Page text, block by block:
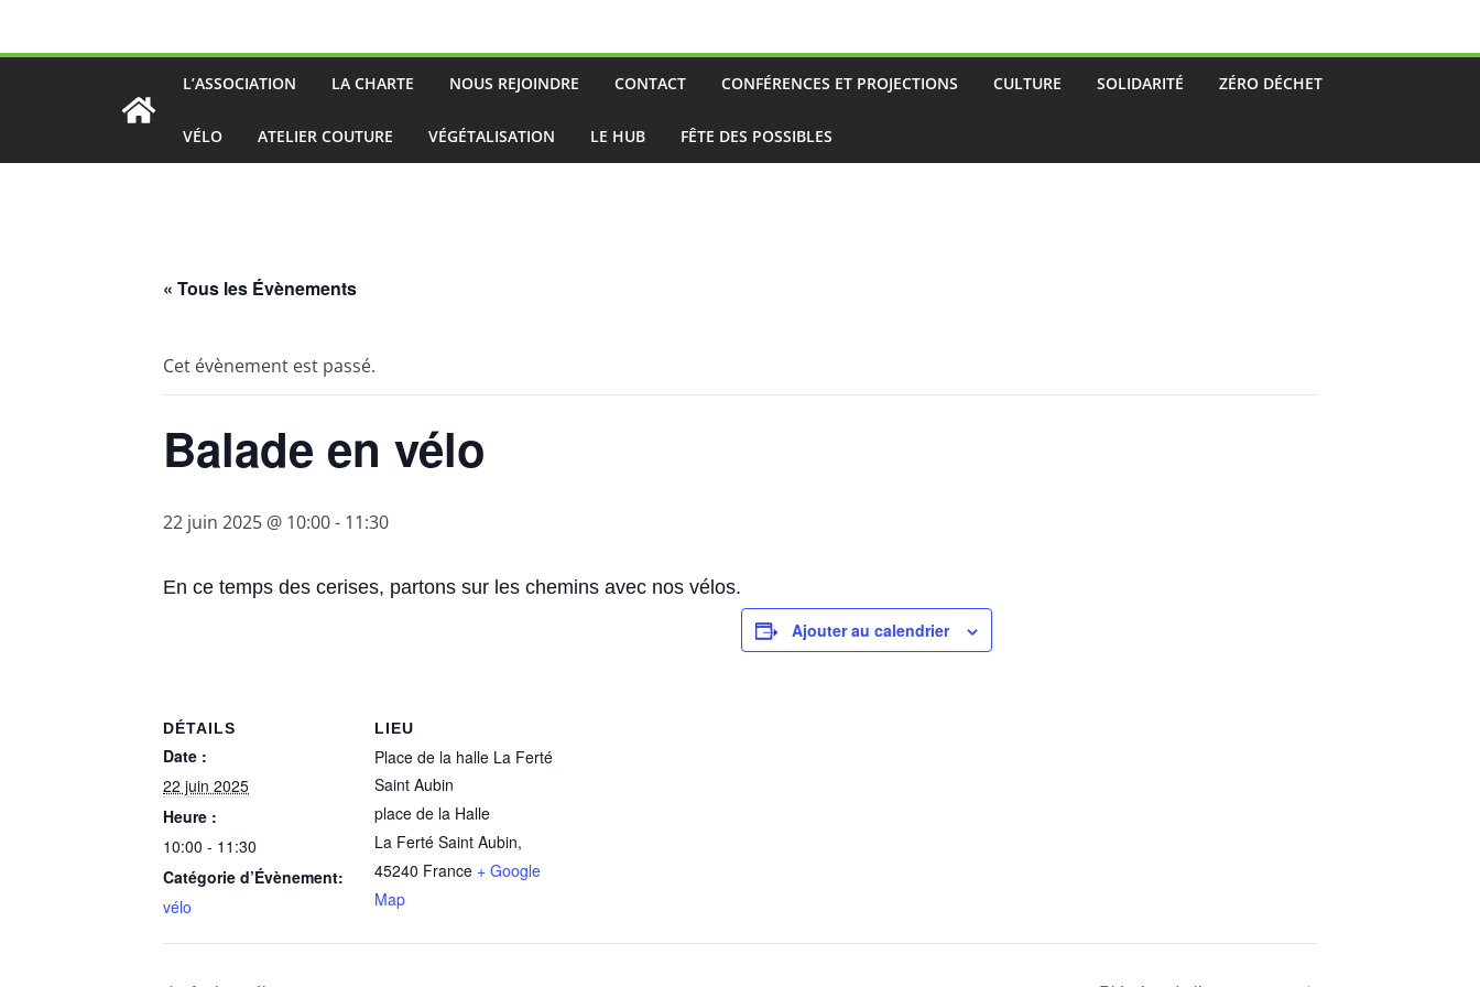
L’ASSOCIATION LA CHARTE NOUS REJOINDRE CONTACT CONFÉRENCES ET PROJECTIONS CULTURE SOLIDARITÉ ZÉRO DÉCHET
VÉLO ATELIER COUTURE VÉGÉTALISATION LE HUB FÊTE DES POSSIBLES
« Tous les Évènements
Cet évènement est passé.
Balade en vélo
22 juin 2025 @ 10:00- 11:30
En ce temps des cerises, partons sur les chemins avec nos vélos.
Ajouter au calendrier
DÉTAILS
Date :
22 juin 2025
Heure :
10:00 - 11:30
Catégorie d’Évènement:
vélo
LIEU
Place de la halle La Ferté
Saint Aubin
place de la Halle
La Ferté Saint Aubin,
45240 France + Google
Map